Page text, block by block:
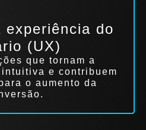
experiência do
(UX)
que tornam a
e contribuem
o aumento da